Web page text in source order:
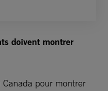
doivent montrer
Canada pour montrer